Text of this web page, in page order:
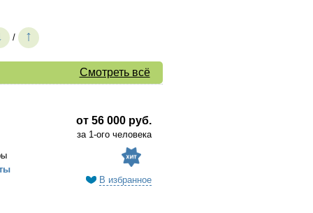
/ ↑
Смотреть всё
от 56 000 руб.
за 1-ого человека
В избранное